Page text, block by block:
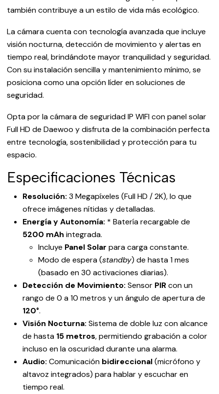
también contribuye a un estilo de vida más ecológico.
La cámara cuenta con tecnología avanzada que incluye
visión nocturna, detección de movimiento y alertas en
tiempo real, brindándote mayor tranquilidad y seguridad.
Con su instalación sencilla y mantenimiento mínimo, se
posiciona como una opción líder en soluciones de
seguridad.
Opta por la cámara de seguridad IP WIFI con panel solar
Full HD de Daewoo y disfruta de la combinación perfecta
entre tecnología, sostenibilidad y protección para tu
espacio.
Especificaciones Técnicas
Resolución: 3 Megapíxeles (Full HD / 2K), lo que
ofrece imágenes nítidas y detalladas.
Energía y Autonomía: * Batería recargable de
5200 mAh integrada.
Incluye Panel Solar para carga constante.
Modo de espera (standby) de hasta 1 mes
(basado en 30 activaciones diarias).
Detección de Movimiento: Sensor PIRcon un
rango de 0 a 10 metros y un ángulo de apertura de
120°.
Visión Nocturna: Sistema de doble luz con alcance
de hasta 15 metros, permitiendo grabación a color
incluso en la oscuridad durante una alarma.
Audio: Comunicación bidireccional(micrófono y
altavoz integrados) para hablar y escuchar en
tiempo real.